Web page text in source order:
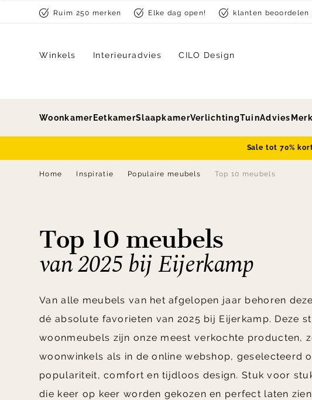
Skip to contentRuim 250 merken Elke dag open! klanten
Winkels Interieuradvies CILO Design
Woonkamer EetkamerSlaapkamerVerlichtingTuinAdvies
Sale tot 70%
Home Inspiratie Populaire meubels Top 10 meubels
Top 10 meubels
van 2025 bij Eijerkamp
Van alle meubels van het afgelopen jaar behoren
dé absolute favorieten van 2025 bij Eijerkamp. Deze
woonmeubels zijn onze meest verkochte producten,
woonwinkels als in de online webshop, geselecteerd
populariteit, comfort en tijdloos design. Stuk voor
die keer op keer worden gekozen en perfect laten